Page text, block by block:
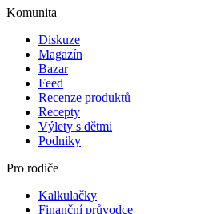
Komunita
Diskuze
Magazín
Bazar
Feed
Recenze produktů
Recepty
Výlety s dětmi
Podniky
Pro rodiče
Kalkulačky
Finanční průvodce